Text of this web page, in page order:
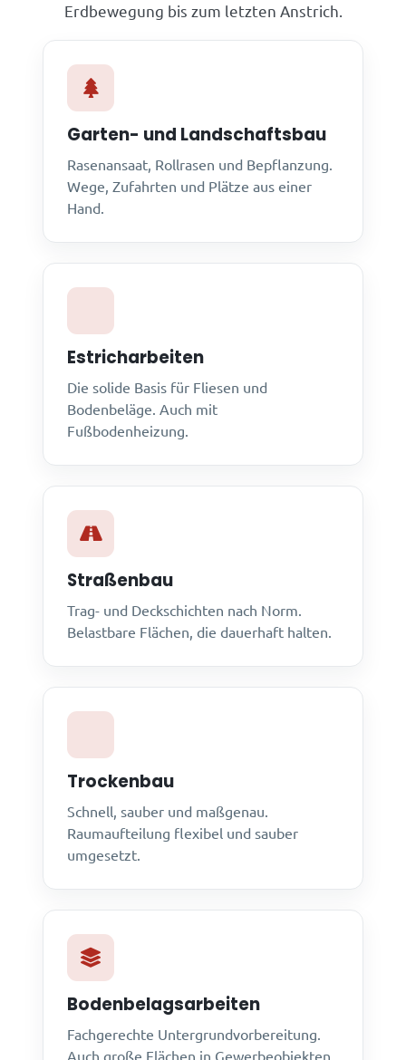
Erdbewegung bis zum letzten Anstrich.
Garten- und Landschaftsbau
Rasenansaat, Rollrasen und Bepflanzung.
Wege, Zufahrten und Plätze aus einer
Hand.
Estricharbeiten
Die solide Basis für Fliesen und
Bodenbeläge. Auch mit
Fußbodenheizung.
Straßenbau
Trag- und Deckschichten nach Norm.
Belastbare Flächen, die dauerhaft halten.
Trockenbau
Schnell, sauber und maßgenau.
Raumaufteilung flexibel und sauber
umgesetzt.
Bodenbelagsarbeiten
Fachgerechte Untergrundvorbereitung.
Auch große Flächen in Gewerbeobjekten.